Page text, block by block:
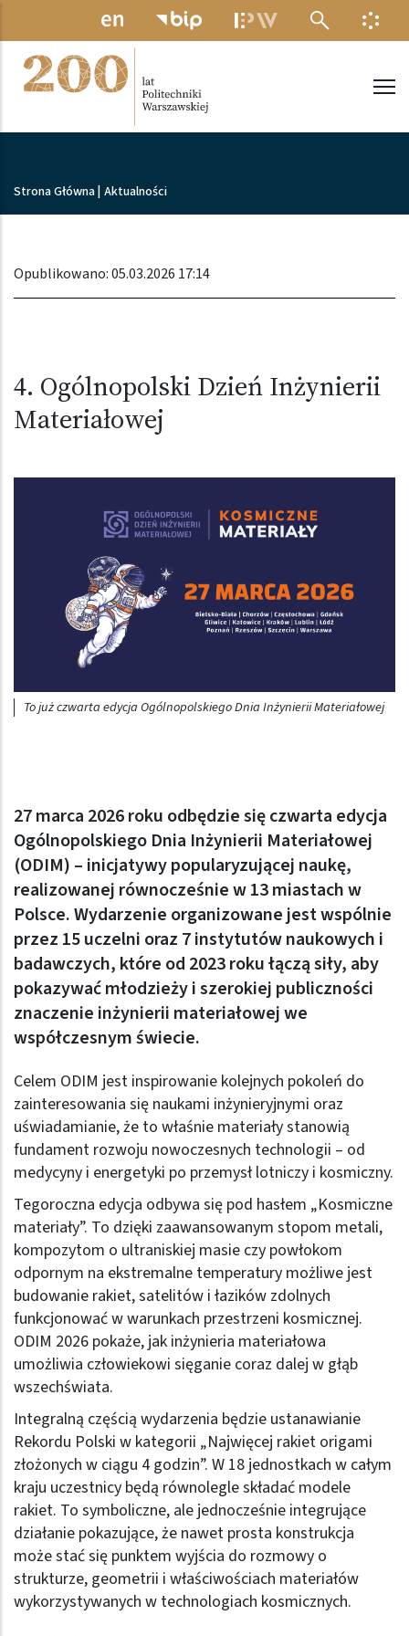
Przejdź do treści
MENU
Ścieżka nawigacyjna
Strona Główna Aktualności
Opublikowano: 05.03.2026 17:14
4. Ogólnopolski Dzień Inżynierii
Materiałowej
To już czwarta edycja Ogólnopolskiego Dnia Inżynierii Materiałowej
27 marca 2026 roku odbędzie się czwarta edycja
Ogólnopolskiego Dnia Inżynierii Materiałowej
(ODIM) – inicjatywy popularyzującej naukę,
realizowanej równocześnie w 13 miastach w
Polsce. Wydarzenie organizowane jest wspólnie
przez 15 uczelni oraz 7 instytutów naukowych i
badawczych, które od 2023 roku łączą siły, aby
pokazywać młodzieży i szerokiej publiczności
znaczenie inżynierii materiałowej we
współczesnym świecie.
Celem ODIM jest inspirowanie kolejnych pokoleń do
zainteresowania się naukami inżynieryjnymi oraz
uświadamianie, że to właśnie materiały stanowią
fundament rozwoju nowoczesnych technologii – od
medycyny i energetyki po przemysł lotniczy i kosmiczny.
Tegoroczna edycja odbywa się pod hasłem „Kosmiczne
materiały”. To dzięki zaawansowanym stopom metali,
kompozytom o ultraniskiej masie czy powłokom
odpornym na ekstremalne temperatury możliwe jest
budowanie rakiet, satelitów i łazików zdolnych
funkcjonować w warunkach przestrzeni kosmicznej.
ODIM 2026 pokaże, jak inżynieria materiałowa
umożliwia człowiekowi sięganie coraz dalej w głąb
wszechświata.
Integralną częścią wydarzenia będzie ustanawianie
Rekordu Polski w kategorii „Najwięcej rakiet origami
złożonych w ciągu 4 godzin”. W 18 jednostkach w całym
kraju uczestnicy będą równolegle składać modele
rakiet. To symboliczne, ale jednocześnie integrujące
działanie pokazujące, że nawet prosta konstrukcja
może stać się punktem wyjścia do rozmowy o
strukturze, geometrii i właściwościach materiałów
wykorzystywanych w technologiach kosmicznych.